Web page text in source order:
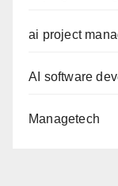
ai project
AI software
Managetech